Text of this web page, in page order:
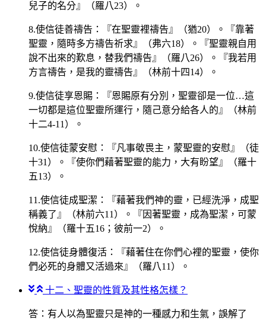
兒子的名分』（羅八23）。
8.使信徒善禱告：『在聖靈裡禱告』（猶20）。『靠著
聖靈，隨時多方禱告祈求』（弗六18）。『聖靈親自用
說不出來的歎息，替我們禱告』（羅八26）。『我若用
方言禱告，是我的靈禱告』（林前十四14）。
9.使信徒享恩賜：『恩賜原有分別，聖靈卻是一位…這
一切都是這位聖靈所運行，隨己意分給各人的』（林前
十二4-11）。
10.使信徒蒙安慰：『凡事敬畏主，蒙聖靈的安慰』（徒
十31）。『使你們藉著聖靈的能力，大有盼望』（羅十
五13）。
11.使信徒成聖潔：『藉著我們神的靈，已經洗淨，成聖
稱義了』（林前六11）。『因著聖靈，成為聖潔，可蒙
悅納』（羅十五16；彼前一2）。
12.使信徒身體復活：『藉著住在你們心裡的聖靈，使你
們必死的身體又活過來』（羅八11）。
十二、聖靈的性質及其性格怎樣？
答：有人以為聖靈只是神的一種感力和生氣，誤解了